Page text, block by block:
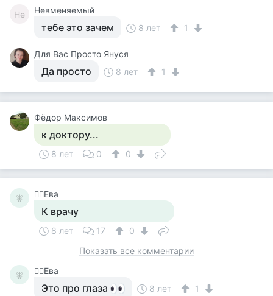
Не Невменяемый
тебе это зачем 8 лет 1
Для Вас Просто Януся
Да просто 8 лет 1
Фёдор Максимов
к доктору...
8 лет 0 0
🧚‍ 🧚‍♀️Ева
К врачу
8 лет 17
0
Показать все комментарии
🧚‍ 🧚‍♀️Ева
Это про глаза 8 лет 1